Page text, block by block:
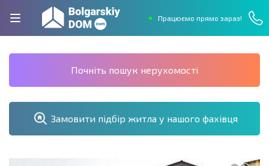
Працюємо прямо зараз!
Почніть пошук нерухомості
Замовити підбір житла у нашого фахівця